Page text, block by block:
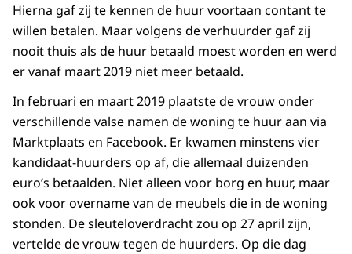
Hierna gaf zij te kennen de huur voortaan contant te
willen betalen. Maar volgens de verhuurder gaf zij
nooit thuis als de huur betaald moest worden en werd
er vanaf maart 2019 niet meer betaald.
In februari en maart 2019 plaatste de vrouw onder
verschillende valse namen de woning te huur aan via
Marktplaats en Facebook. Er kwamen minstens vier
kandidaat-huurders op af, die allemaal duizenden
euro’s betaalden. Niet alleen voor borg en huur, maar
ook voor overname van de meubels die in de woning
stonden. De sleuteloverdracht zou op 27 april zijn,
vertelde de vrouw tegen de huurders. Op die dag